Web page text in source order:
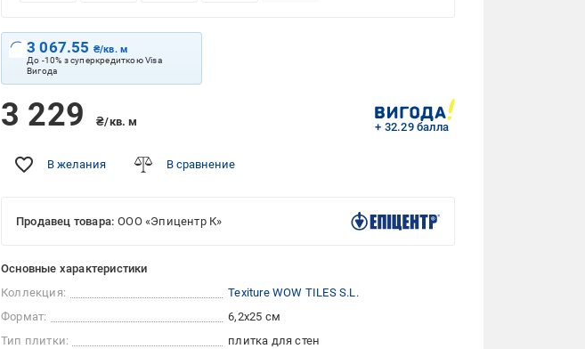
3 067.55 ₴/кв. м
До -10% з суперкредиткою Visa
Вигода
3 229 ₴/кв. м + 32.29 балла
В желания В сравнение
Продавец товара: ООО «Эпицентр К»
Основные характеристики
Коллекция:
Texiture WOW TILES S.L.
Формат:
6,2x25 см
Тип плитки:
плитка для стен